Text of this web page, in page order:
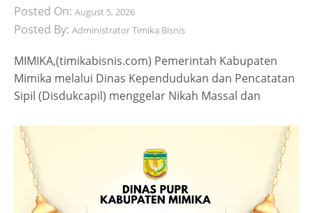
Posted On: August 5, 2026
Posted By: Administrator Timika Bisnis
MIMIKA,(timikabisnis.com) Pemerintah Kabupaten
Mimika melalui Dinas Kependudukan dan Pencatatan
Sipil (Disdukcapil) menggelar Nikah Massal dan